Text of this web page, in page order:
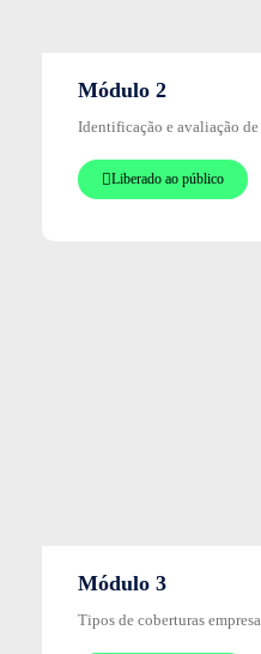
Módulo 2
Identificação e avaliação de
Liberado ao público
Módulo 3
Tipos de coberturas